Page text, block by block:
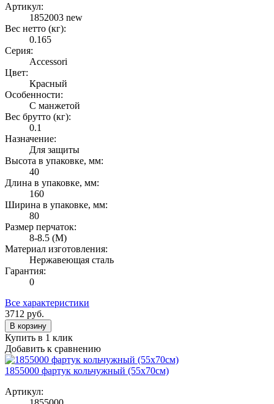
Артикул:
1852003 new
Вес нетто (кг):
0.165
Серия:
Accessori
Цвет:
Красный
Особенности:
С манжетой
Вес брутто (кг):
0.1
Назначение:
Для защиты
Высота в упаковке, мм:
40
Длина в упаковке, мм:
160
Ширина в упаковке, мм:
80
Размер перчаток:
8-8.5 (M)
Материал изготовления:
Нержавеющая сталь
Гарантия:
0
Все характеристики
3712 руб.
В корзину
Купить в 1 клик
Добавить к сравнению
1855000 фартук кольчужный (55х70см)
Артикул: